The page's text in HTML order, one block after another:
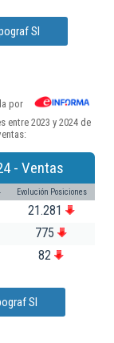
Sl
por
entre 2023 y 2024 de
- Ventas
Evolución Posiciones
21.281
775
82
Sl